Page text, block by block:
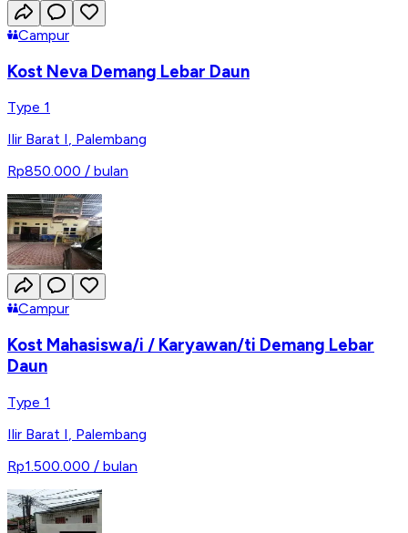
Campur
Kost Neva Demang Lebar Daun
Type 1
Ilir Barat I, Palembang
Rp850.000 / bulan
Campur
Kost Mahasiswa/i / Karyawan/ti Demang Lebar
Daun
Type 1
Ilir Barat I Palembang
Rp1.500.000 / bulan